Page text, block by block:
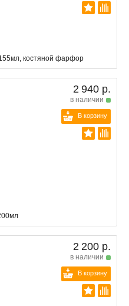
костяной фарфор
2 940 р.
в наличии
В корзину
2 200 р.
в наличии
В корзину